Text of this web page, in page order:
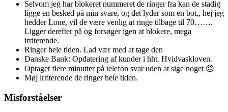
Selvom jeg har blokeret nummeret de ringer fra kan de stadig
ligge en besked på min svare, og det lyder som en bot,, hej jeg
hedder Lone, vil de være venlig at ringe tilbage til 70…….
Ligger derefter på og forsøger igen at blokere, mega
irriterende.
Ringer hele tiden. Lad vær med at tage den
Danske Bank: Opdatering af kunder i hht. Hvidvaskloven.
Optaget flere minutter på telefon svar uden at sige noget 😠
Møj irriterende de ringer hele tiden.
Misforståelser